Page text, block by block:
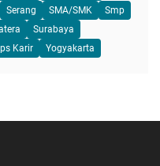
Serang SMA/SMK
Smp
Surabaya
Karir Yogyakarta